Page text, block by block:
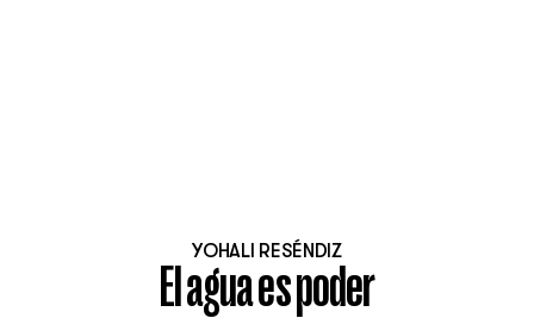
YOHALI RESÉNDIZ
El agua es poder